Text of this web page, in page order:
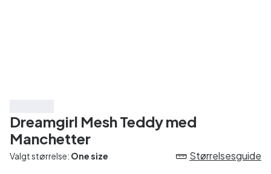
Dreamgirl Mesh Teddy med
Manchetter
Valgt størrelse: One size Størrelsesguide